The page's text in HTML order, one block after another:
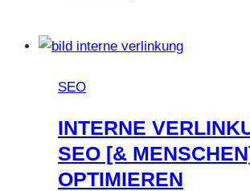
Blogbeitrag
SEO
INTERNE
SEO [&
OPTIMIEREN